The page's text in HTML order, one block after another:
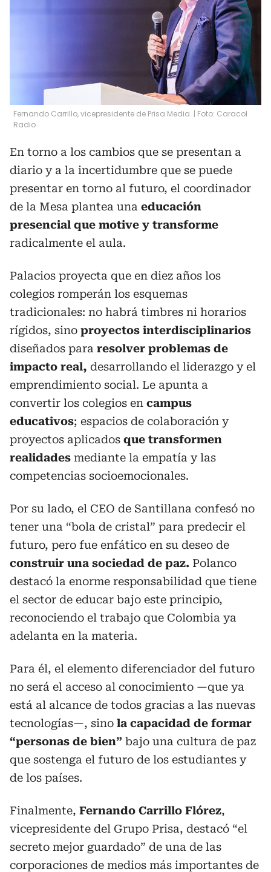
Fernando Carrillo, vicepresidente de Prisa Media. | Foto: Caracol
Radio
En torno a los cambios que se presentan a
diario y a la incertidumbre que se puede
presentar en torno al futuro, el coordinador
de la Mesa plantea una educación
presencial que motive y transforme
radicalmente el aula.
Palacios proyecta que en diez años los
colegios romperán los esquemas
tradicionales: no habrá timbres ni horarios
rígidos, sino proyectos interdisciplinarios
diseñados para resolver problemas de
impacto real, desarrollando el liderazgo y el
emprendimiento social. Le apunta a
convertir los colegios en campus
educativos; espacios de colaboración y
proyectos aplicados que transformen
realidades mediante la empatía y las
competencias socioemocionales.
Por su lado, el CEO de Santillana confesó no
tener una “bola de cristal” para predecir el
futuro, pero fue enfático en su deseo de
construir una sociedad de paz. Polanco
destacó la enorme responsabilidad que tiene
el sector de educar bajo este principio,
reconociendo el trabajo que Colombia ya
adelanta en la materia.
Para él, el elemento diferenciador del futuro
no será el acceso al conocimiento —que ya
está al alcance de todos gracias a las nuevas
tecnologías—, sino la capacidad de formar
“personas de bien” bajo una cultura de paz
que sostenga el futuro de los estudiantes y
de los países.
Finalmente, Fernando Carrillo Flórez,
vicepresidente del Grupo Prisa, destacó “el
secreto mejor guardado” de una de las
corporaciones de medios más importantes de